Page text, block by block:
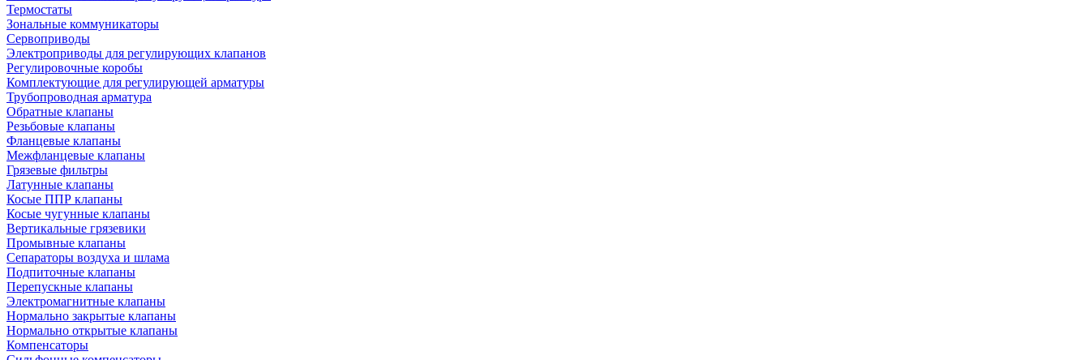
Термостаты
Зональные коммуникаторы
Сервоприводы
Электроприводы для регулирующих клапанов
Регулировочные коробы
Комплектующие для регулирующей арматуры
Трубопроводная арматура
Обратные клапаны
Резьбовые клапаны
Фланцевые клапаны
Межфланцевые клапаны
Грязевые фильтры
Латунные клапаны
Косые ППР клапаны
Косые чугунные клапаны
Вертикальные грязевики
Промывные клапаны
Сепараторы воздуха и шлама
Подпиточные клапаны
Перепускные клапаны
Электромагнитные клапаны
Нормально закрытые клапаны
Нормально открытые клапаны
Компенсаторы